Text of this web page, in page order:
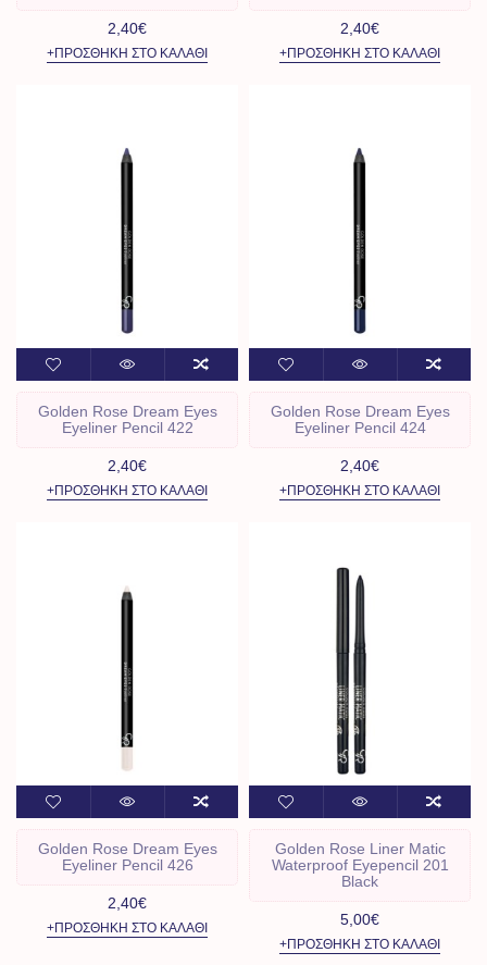
2,40€
+ΠΡΟΣΘΉΚΗ ΣΤΟ ΚΑΛΆΘΙ
2,40€
+ΠΡΟΣΘΉΚΗ ΣΤΟ ΚΑΛΆΘΙ
Golden Rose Dream Eyes
Eyeliner Pencil 422
2,40€
+ΠΡΟΣΘΉΚΗ ΣΤΟ ΚΑΛΆΘΙ
Golden Rose Dream Eyes
Eyeliner Pencil 424
2,40€
+ΠΡΟΣΘΉΚΗ ΣΤΟ ΚΑΛΆΘΙ
Golden Rose Dream Eyes
Eyeliner Pencil 426
2,40€
+ΠΡΟΣΘΉΚΗ ΣΤΟ ΚΑΛΆΘΙ
Golden Rose Liner Matic
Waterproof Eyepencil 201
Black
5,00€
+ΠΡΟΣΘΉΚΗ ΣΤΟ ΚΑΛΆΘΙ